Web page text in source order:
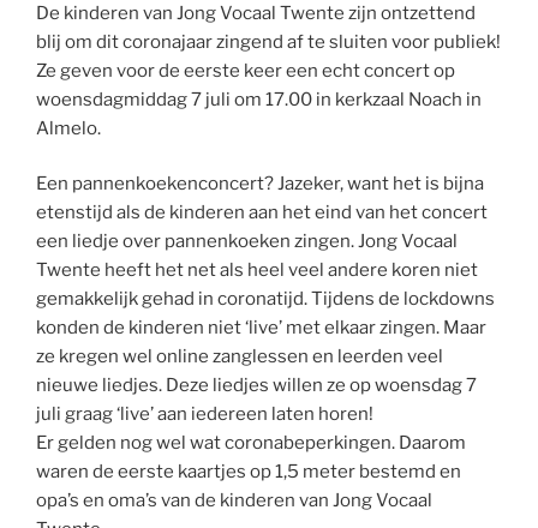
De kinderen van Jong Vocaal Twente zijn ontzettend
blij om dit coronajaar zingend af te sluiten voor publiek!
Ze geven voor de eerste keer een echt concert op
woensdagmiddag 7 juli om 17.00 in kerkzaal Noach in
Almelo.
Een pannenkoekenconcert? Jazeker, want het is bijna
etenstijd als de kinderen aan het eind van het concert
een liedje over pannenkoeken zingen. Jong Vocaal
Twente heeft het net als heel veel andere koren niet
gemakkelijk gehad in coronatijd. Tijdens de lockdowns
konden de kinderen niet ‘live’ met elkaar zingen. Maar
ze kregen wel online zanglessen en leerden veel
nieuwe liedjes. Deze liedjes willen ze op woensdag 7
juli graag ‘live’ aan iedereen laten horen!
Er gelden nog wel wat coronabeperkingen. Daarom
waren de eerste kaartjes op 1,5 meter bestemd en
opa’s en oma’s van de kinderen van Jong Vocaal